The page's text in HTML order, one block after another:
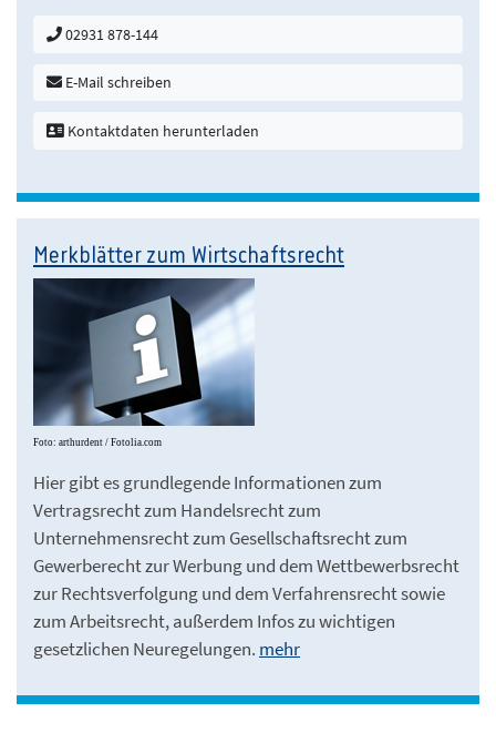
02931 878-144
E-Mail schreiben
Kontaktdaten herunterladen
Merkblätter zum Wirtschaftsrecht
Foto: arthurdent / Fotolia.com
Hier gibt es grundlegende Informationen zum
Vertragsrecht zum Handelsrecht zum
Unternehmensrecht zum Gesellschaftsrecht zum
Gewerberecht zur Werbung und dem Wettbewerbsrecht
zur Rechtsverfolgung und dem Verfahrensrecht sowie
zum Arbeitsrecht, außerdem Infos zu wichtigen
gesetzlichen Neuregelungen. mehr